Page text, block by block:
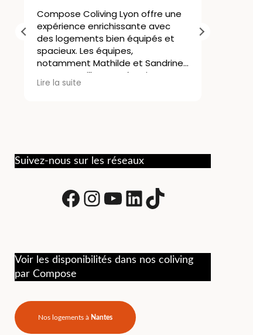
Compose Coliving Lyon offre une
expérience enrichissante avec
des logements bien équipés et
spacieux. Les équipes,
notamment Mathilde et Sandrine,
sont accueillantes, réactives et
attentives aux besoins des
coliving.
Lire la suite
Suivez-nous sur les réseaux
Facebook
Instagram
Youtube
LinkedIn
tiktok
Voir les disponibilités dans nos coliving
par Compose
Nos logements à Nantes